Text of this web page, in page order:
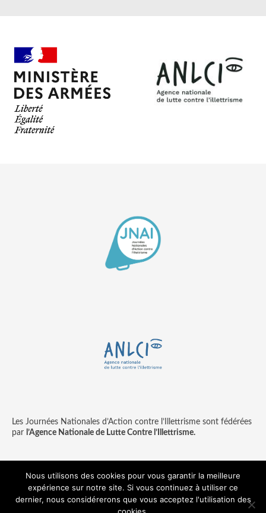
Les Journées Nationales d’Action contre l’Illettrisme sont fédérées
par l’Agence Nationale de Lutte Contre l’Illettrisme.
Contact
Mentions légales
© copyright ANLCI 2018
Nous utilisons des cookies pour vous garantir la meilleure
expérience sur notre site. Si vous continuez à utiliser ce
dernier, nous considérerons que vous acceptez l'utilisation des